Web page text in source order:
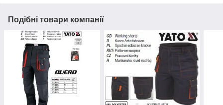
Подібні товари компанії